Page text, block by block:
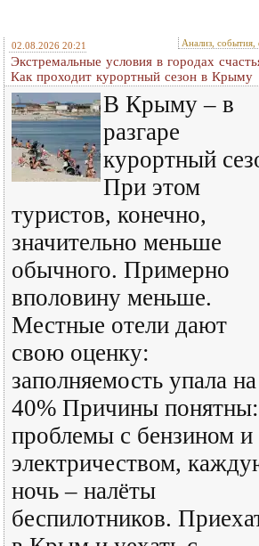
02.08.2026 20:21 Анализ, события,
Экстремальные условия в городах
Как проходит курортный сезон в Крыму
В Крыму – в
разгаре
курортный
При этом
туристов, конечно,
значительно меньше
обычного. Примерно
вполовину меньше.
Местные отели дают
свою оценку:
заполняемость упала на
40% Причины понятны:
проблемы с бензином и
электричеством,
ночь – налёты
беспилотников.